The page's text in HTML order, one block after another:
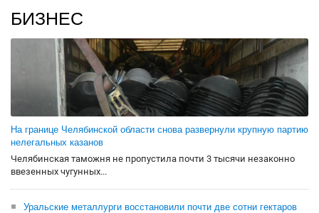
БИЗНЕС
На границе Челябинской области снова развернули крупную партию
нелегальных казанов
Челябинская таможня не пропустила почти 3 тысячи незаконно
ввезенных чугунных...
Уральские металлурги восстановили почти две сотни гектаров